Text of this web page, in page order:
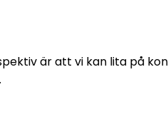
är att vi kan lita på